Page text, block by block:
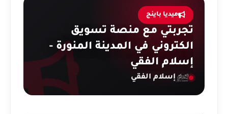
ميديا باينج
تجربتي مع منصة تسويق
الكتروني في المدينة المنورة -
إسلام الفقي
إسلام الفقي